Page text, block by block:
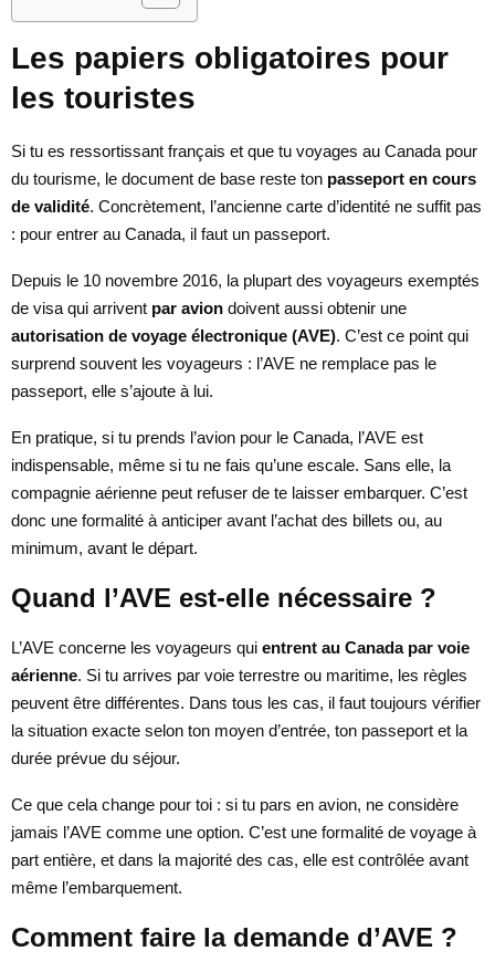
Les papiers obligatoires pour
les touristes
Si tu es ressortissant français et que tu voyages au Canada pour
du tourisme, le document de base reste ton passeport en cours
de validité. Concrètement, l’ancienne carte d’identité ne suffit pas
: pour entrer au Canada, il faut un passeport.
Depuis le 10 novembre 2016, la plupart des voyageurs exemptés
de visa qui arrivent par avion doivent aussi obtenir une
autorisation de voyage électronique (AVE). C’est ce point qui
surprend souvent les voyageurs : l’AVE ne remplace pas le
passeport, elle s’ajoute à lui.
En pratique, si tu prends l’avion pour le Canada, l’AVE est
indispensable, même si tu ne fais qu’une escale. Sans elle, la
compagnie aérienne peut refuser de te laisser embarquer. C’est
donc une formalité à anticiper avant l’achat des billets ou, au
minimum, avant le départ.
Quand l’AVE est-elle nécessaire ?
L’AVE concerne les voyageurs qui entrent au Canada par voie
aérienne. Si tu arrives par voie terrestre ou maritime, les règles
peuvent être différentes. Dans tous les cas, il faut toujours vérifier
la situation exacte selon ton moyen d’entrée, ton passeport et la
durée prévue du séjour.
Ce que cela change pour toi : si tu pars en avion, ne considère
jamais l’AVE comme une option. C’est une formalité de voyage à
part entière, et dans la majorité des cas, elle est contrôlée avant
même l’embarquement.
Comment faire la demande d’AVE ?